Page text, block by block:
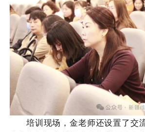
培训现场，金老师还设置了交